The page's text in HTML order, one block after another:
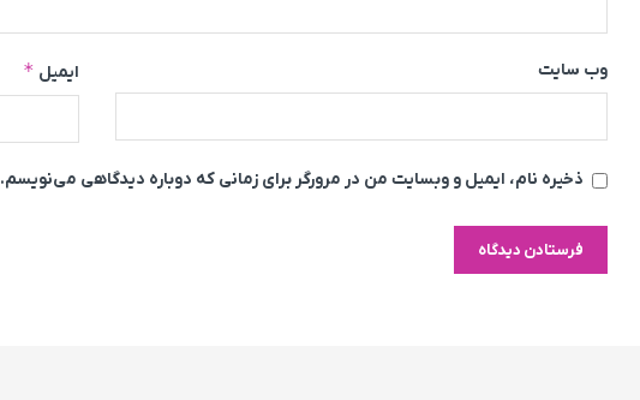
ایمیل * وب‌ سایت
ذخیره نام، ایمیل و وبسایت من در مرورگر برای زمانی که دوباره دیدگاهی می‌نویسم.